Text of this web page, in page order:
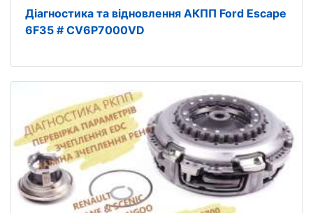
Діагностика та відновлення АКПП Ford Escape
6F35 # CV6P7000VD